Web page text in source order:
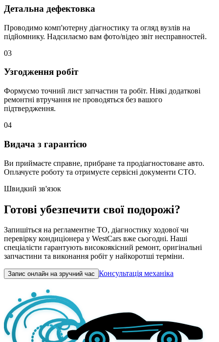
Детальна дефектовка
Проводимо комп'ютерну діагностику та огляд вузлів на
підйомнику. Надсилаємо вам фото/відео звіт несправностей.
03
Узгодження робіт
Формуємо точний лист запчастин та робіт. Ніякі додаткові
ремонтні втручання не проводяться без вашого
підтвердження.
04
Видача з гарантією
Ви приймаєте справне, прибране та продіагностоване авто.
Оплачуєте роботу та отримуєте сервісні документи СТО.
Швидкий зв'язок
Готові убезпечити свої подорожі?
Запишіться на регламентне ТО, діагностику ходової чи
перевірку кондиціонера у WestCars вже сьогодні. Наші
спеціалісти гарантують високоякісний ремонт, оригінальні
запчастини та виконання робіт у найкоротші терміни.
Запис онлайн на зручний час Консультація механіка